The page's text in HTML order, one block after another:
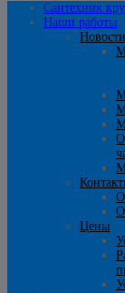
Сантехник
Наши работы
Новости
О
Цены